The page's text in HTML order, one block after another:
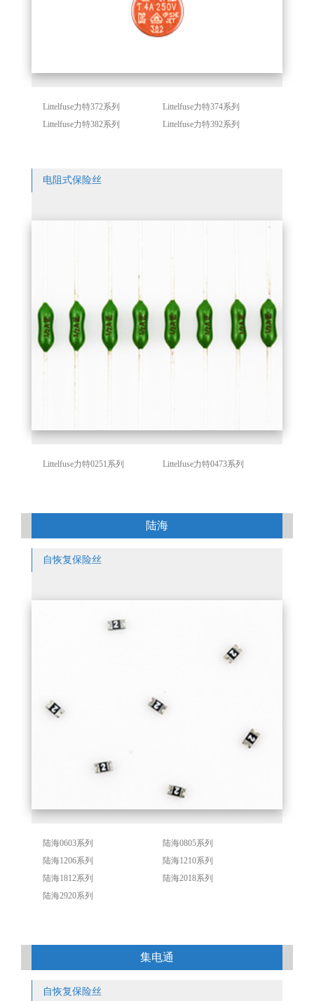
Littelfuse力特372系列
Littelfuse力特374系列
Littelfuse力特382系列
Littelfuse力特392系列
电阻式保险丝
Littelfuse力特0251系列 Littelfuse力特0473系列
陆海
自恢复保险丝
陆海0603系列
陆海0805系列
陆海1206系列
陆海1210系列
陆海1812系列
陆海2018系列
陆海2920系列
集电通
自恢复保险丝